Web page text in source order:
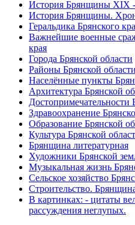
История Брянщины XIX
История Брянщины.
Геральдика Брянского
Важнейшие военные
края
Города Брянской области
Районы Брянской области
Населённые пункты
Архитектура Брянской
Здравоохранение
Образование Брянской
Культура Брянской
Брянщина литературная
Художники Брянской
Музыкальная жизнь
Сельское хозяйство
Строительство.
В картинках: - цитаты
рассуждения неглупых.